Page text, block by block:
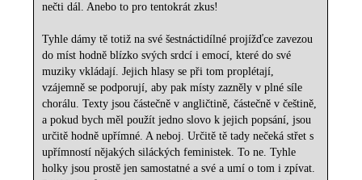
nečti dál. Anebo to pro tentokrát zkus!
Tyhle dámy tě totiž na své šestnáctidílné projížďce zavezou
do míst hodně blízko svých srdcí i emocí, které do své
muziky vkládají. Jejich hlasy se při tom proplétají,
vzájemně se podporují, aby pak místy zazněly v plné síle
chorálu. Texty jsou částečně v angličtině, částečně v češtině,
a pokud bych měl použít jedno slovo k jejich popsání, jsou
určitě hodně upřímné. A neboj. Určitě tě tady nečeká střet s
upřímností nějakých siláckých feministek. To ne. Tyhle
holky jsou prostě jen samostatné a své a umí o tom i zpívat.